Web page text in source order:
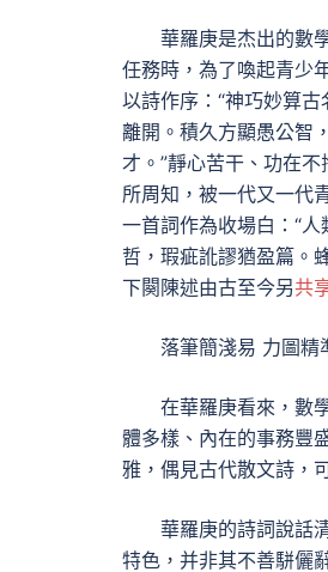
華羅庚是杰出的數
任務時，為了喚起青少
以詩作序：“神巧妙算
離開。積久方顯愚公智
才。”靜心苦干、功在
所周知，被一代又一代
一首詞作為收場白：“
哲，瑕疵訛謬猶盈篇。
下闋陳述由古至今另共
落筆簡淺易 力圖精
在華羅庚看來，數
體多樣、內在的事務豐
雅，偶見古代散文詩，
華羅庚的詩詞說話
特色，并非其不善駢儷